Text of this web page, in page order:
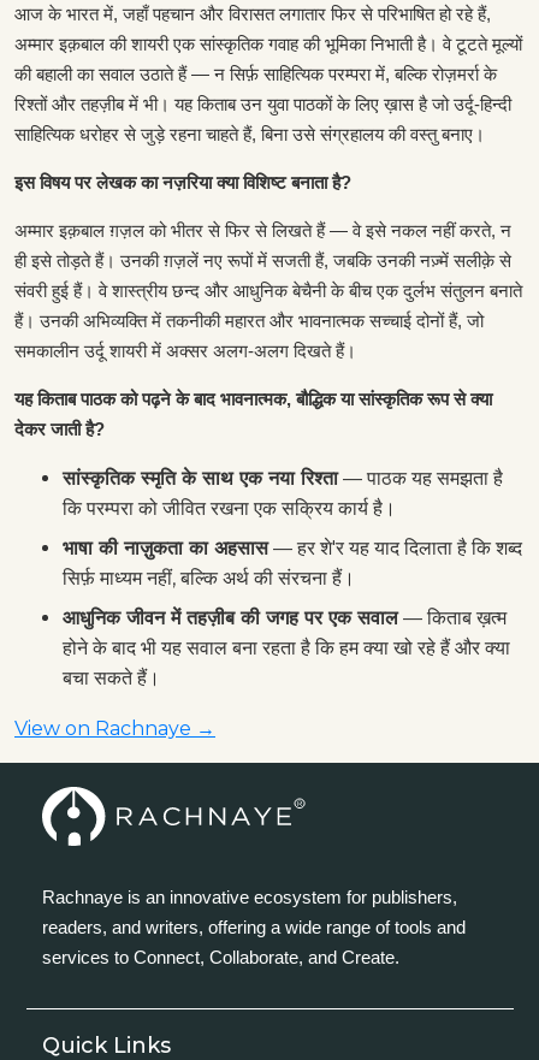
आज के भारत में, जहाँ पहचान और विरासत लगातार फिर से परिभाषित हो रहे हैं,
अम्मार इक़बाल की शायरी एक सांस्कृतिक गवाह की भूमिका निभाती है। वे टूटते मूल्यों
की बहाली का सवाल उठाते हैं — न सिर्फ़ साहित्यिक परम्परा में, बल्कि रोज़मर्रा के
रिश्तों और तहज़ीब में भी। यह किताब उन युवा पाठकों के लिए ख़ास है जो उर्दू-हिन्दी
साहित्यिक धरोहर से जुड़े रहना चाहते हैं, बिना उसे संग्रहालय की वस्तु बनाए।
इस विषय पर लेखक का नज़रिया क्या विशिष्ट बनाता है?
अम्मार इक़बाल ग़ज़ल को भीतर से फिर से लिखते हैं — वे इसे नकल नहीं करते, न
ही इसे तोड़ते हैं। उनकी ग़ज़लें नए रूपों में सजती हैं, जबकि उनकी नज़्में सलीक़े से
संवरी हुई हैं। वे शास्त्रीय छन्द और आधुनिक बेचैनी के बीच एक दुर्लभ संतुलन बनाते
हैं। उनकी अभिव्यक्ति में तकनीकी महारत और भावनात्मक सच्चाई दोनों हैं, जो
समकालीन उर्दू शायरी में अक्सर अलग-अलग दिखते हैं।
यह किताब पाठक को पढ़ने के बाद भावनात्मक, बौद्धिक या सांस्कृतिक रूप से क्या
देकर जाती है?
सांस्कृतिक स्मृति के साथ एक नया रिश्ता— पाठक यह समझता है
कि परम्परा को जीवित रखना एक सक्रिय कार्य है।
भाषा की नाज़ुकता का अहसास— हर शे'र यह याद दिलाता है कि शब्द
सिर्फ़ माध्यम नहीं, बल्कि अर्थ की संरचना हैं।
आधुनिक जीवन में तहज़ीब की जगह पर एक सवाल— किताब ख़त्म
होने के बाद भी यह सवाल बना रहता है कि हम क्या खो रहे हैं और क्या
बचा सकते हैं।
View on Rachnaye →
Rachnaye is an innovative ecosystem for publishers,
readers, and writers, offering a wide range of tools and
services to Connect, Collaborate, and Create.
Quick Links